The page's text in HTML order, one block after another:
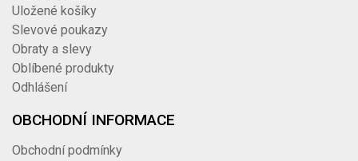
Uložené košíky
Slevové poukazy
Obraty a slevy
Oblíbené produkty
Odhlášení
OBCHODNÍ INFORMACE
Obchodní podmínky